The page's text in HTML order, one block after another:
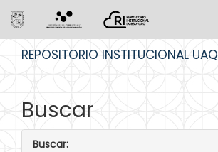
REPOSITORIO INSTITUCIONAL UAQ
Buscar
Buscar: